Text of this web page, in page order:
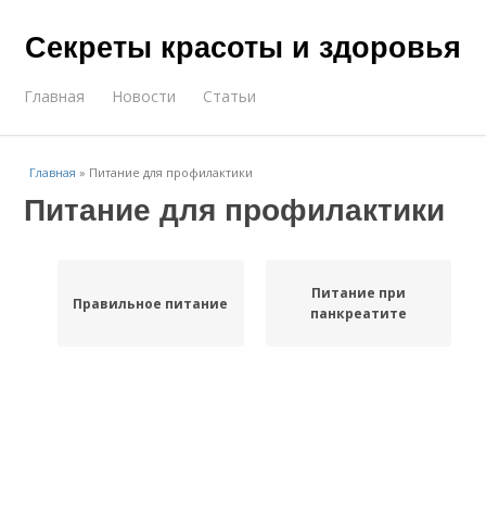
Секреты красоты и здоровья
Главная Новости Статьи
Главная » Питание для профилактики
Питание для профилактики
Правильное питание
Питание при
панкреатите